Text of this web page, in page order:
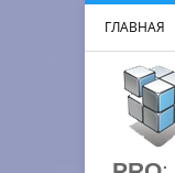
ГЛАВНАЯ